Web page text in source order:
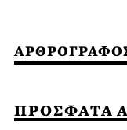
ΠΡΟΣΦΑΤΑ